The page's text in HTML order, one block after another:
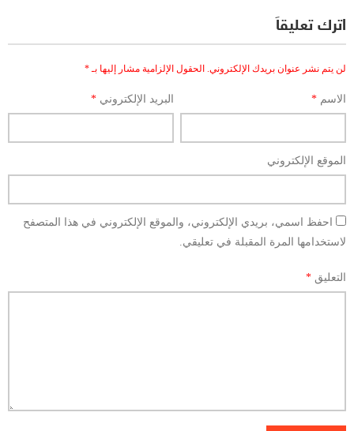
اترك تعليقاً
لن يتم نشر عنوان بريدك الإلكتروني. الحقول الإلزامية مشار إليها بـ*
الاسم * البريد الإلكتروني*
الموقع الإلكتروني
احفظ اسمي، بريدي الإلكتروني، والموقع الإلكتروني في هذا المتصفح
لاستخدامها المرة المقبلة في تعليقي.
التعليق *